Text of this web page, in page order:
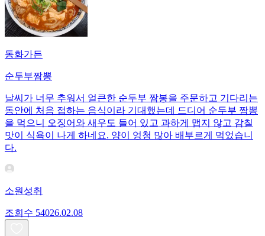
동화가든
순두부짬뽕
날씨가 너무 추워서 얼큰한 순두부 짬봉을 주문하고 기다리는
동안에 처음 접하는 음식이라 기대했는데 드디어 순두부 짬뽕
을 먹으니 오징어와 새우도 들어 있고 과하게 맵지 않고 감칠
맛이 식욕이 나게 하네요. 양이 엉청 많아 배부르게 먹었습니
다.
소원성취
조회수 54026.02.08